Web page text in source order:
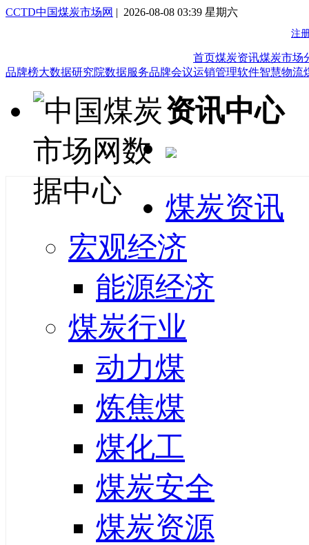
CCTD中国煤炭市场网 | 2026-08-08 03:39 星期六
首页煤炭资讯煤炭市场
品牌榜大数据研究院数据服务品牌会议运销管理软件智慧物流
资讯中心
煤炭资讯
宏观经济
能源经济
煤炭行业
动力煤
炼焦煤
煤化工
煤炭安全
煤炭资源